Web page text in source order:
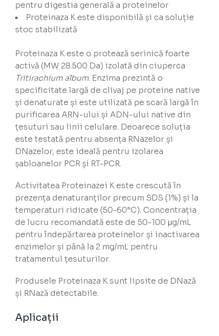
pentru digestia generală a proteinelor
Proteinaza K este disponibilă și ca soluție
stoc stabilizată
Proteinaza K este o protează serinică foarte
activă (MW 28.500 Da) izolată din ciuperca
Tritirachium album. Enzima prezintă o
specificitate largă de clivaj pe proteine native
și denaturate și este utilizată pe scară largă în
purificarea ARN-ului și ADN-ului native din
țesuturi sau linii celulare. Deoarece soluția
este testată pentru absența RNazelor și
DNazelor, este ideală pentru izolarea
șabloanelor PCR și RT-PCR.
Activitatea Proteinazei K este crescută în
prezența denaturanților precum SDS (1%) și la
temperaturi ridicate (50-60°C). Concentrația
de lucru recomandată este de 50-100 μg/mL
pentru îndepărtarea proteinelor și inactivarea
enzimelor și până la 2 mg/mL pentru
tratamentul țesuturilor.
Produsele Proteinaza K sunt lipsite de DNază
și RNază detectabile.
Aplicații